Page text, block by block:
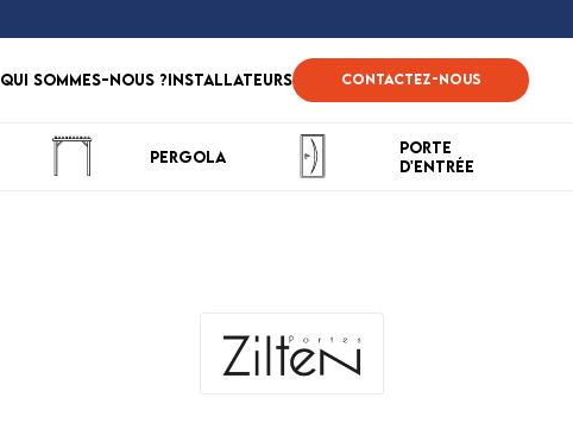
Qui sommes-nous ?Installateurs Contactez-nous
Pergola
Porte
d'entrée